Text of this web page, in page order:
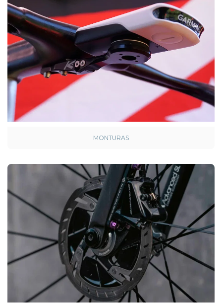
MONTURAS